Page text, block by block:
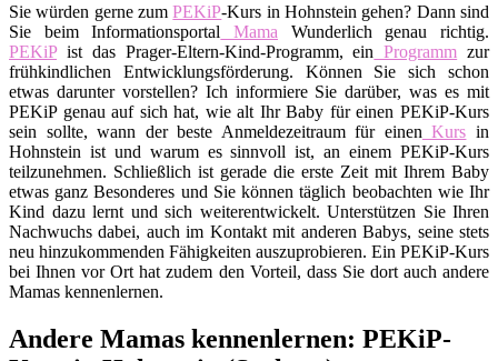
Sie würden gerne zumPEKiP-Kurs in Hohnstein gehen? Dann sind
Sie beim Informationsportal Mama Wunderlich genau richtig.
PEKiPist das Prager-Eltern-Kind-Programm, ein Programm zur
frühkindlichen Entwicklungsförderung. Können Sie sich schon
etwas darunter vorstellen? Ich informiere Sie darüber, was es mit
PEKiP genau auf sich hat, wie alt Ihr Baby für einen PEKiP-Kurs
sein sollte, wann der beste Anmeldezeitraum für einen Kurs in
Hohnstein ist und warum es sinnvoll ist, an einem PEKiP-Kurs
teilzunehmen. Schließlich ist gerade die erste Zeit mit Ihrem Baby
etwas ganz Besonderes und Sie können täglich beobachten wie Ihr
Kind dazu lernt und sich weiterentwickelt. Unterstützen Sie Ihren
Nachwuchs dabei, auch im Kontakt mit anderen Babys, seine stets
neu hinzukommenden Fähigkeiten auszuprobieren. Ein PEKiP-Kurs
bei Ihnen vor Ort hat zudem den Vorteil, dass Sie dort auch andere
Mamas kennenlernen.
Andere Mamas kennenlernen: PEKiP-